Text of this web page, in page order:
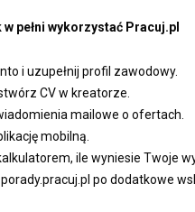
pełni wykorzystać Pracuj.pl
i uzupełnij profil zawodowy.
CV w kreatorze.
mailowe o ofertach.
mobilną.
ile wyniesie Twoje
po dodatkowe